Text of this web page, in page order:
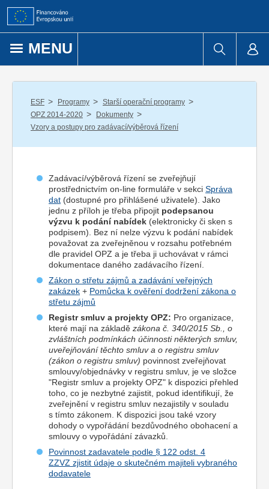
Přejít k obsahu
MENU
ESF / Programy / Starší operační programy /
OPZ 2014-2020 / Dokumenty /
Vzory a postupy pro zadávací/výběrová řízení
Zadávací/výběrová řízení se zveřejňují
prostřednictvím on-line formuláře v sekci Správa
dat (dostupné pro přihlášené uživatele). Jako
jednu z příloh je třeba připojit podepsanou
výzvu k podání nabídek (elektronicky či sken s
podpisem). Bez ní nelze výzvu k podání nabídek
považovat za zveřejněnou v rozsahu potřebném
dle pravidel OPZ a je třeba ji uchovávat v rámci
dokumentace daného zadávacího řízení.
Zákon o střetu zájmů a zadávání veřejných
zakázek + Pomůcka k ověření dodržení zákona o
střetu zájmů
Registr smluv a projekty OPZ: Pro organizace,
které mají na základě zákona č. 340/2015 Sb., o
zvláštních podmínkách účinnosti některých smluv,
uveřejňování těchto smluv a o registru smluv
(zákon o registru smluv) povinnost zveřejňovat
smlouvy/objednávky v registru smluv, je ve složce
"Registr smluv a projekty OPZ" k dispozici přehled
toho, co je nezbytné zajistit, pokud identifikují, že
zveřejnění v registru smluv nezajistily v souladu
s tímto zákonem. K dispozici jsou také vzory
dohody o vypořádání bezdůvodného obohacení a
smlouvy o vypořádání závazků.
Povinnost zadavatele podle § 122 odst. 4
ZZVZ zjistit údaje o skutečném majiteli vybraného
dodavatele